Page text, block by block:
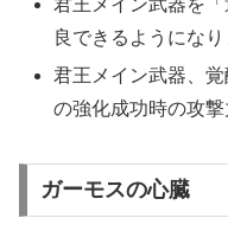
君王メイン武器を
良できるようにな
君王メイン武器、
の強化成功時の攻
ガーモスの心臓